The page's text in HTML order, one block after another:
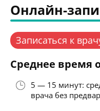
Онлайн-
Записаться к
Среднее время
5 — 15 минут:
врача без